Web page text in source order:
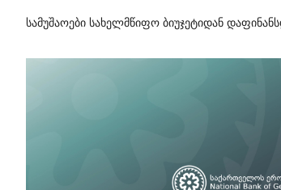
სამუშაოები სახელმწიფო ბიუჯეტიდან